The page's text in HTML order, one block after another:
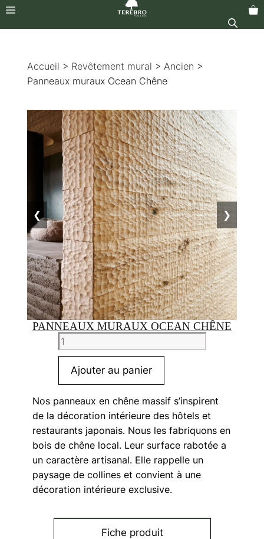
contenu
Menu
Accueil > Revêtement mural > Ancien >
Panneaux muraux Ocean Chêne
❮ ❯
PANNEAUX MURAUX OCEAN CHÊNE
quantité
de
Panneaux
muraux
Ocean
Chêne
Ajouter au panier
Nos panneaux en chêne massif s’inspirent
de la décoration intérieure des hôtels et
restaurants japonais. Nous les fabriquons en
bois de chêne local. Leur surface rabotée a
un caractère artisanal. Elle rappelle un
paysage de collines et convient à une
décoration intérieure exclusive.
Fiche produit